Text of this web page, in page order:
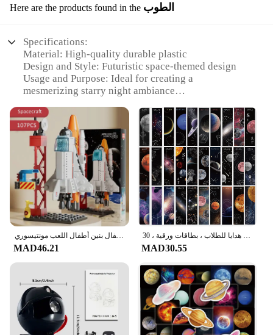
Here are the products found in the الطوب
Specifications:
Material: High-quality durable plastic
Design and Style: Futuristic space-themed design
Usage and Purpose: Ideal for creating a
mesmerizing starry night ambiance
technology
Parts and Accessories: Comes with a set of projector
discs for various patterns
Applicable People: Suitable for all ages, perfect for
families and individuals
Features:
|Space Projecttor|
**Illuminate Your Space with a Touch of the
Cosmos**
The Space Projector is a versatile and enchanting
addition to any room, transforming it into a celestial
wonderland. This futuristic piece of decor not only
serves as a conversation starter but also provides a
tranquil environment for relaxation and
contemplation. Its sleek design and space-themed
الفضاء الفضاء صاروخ إطلاق مركز قاعدة لغز نموذج اللبنات الصغيرة تجميع الطوب الأطفال بنين أطفال اللعب مونتيسوري
MAD46.21
إشارات مرجعية زخرفية لمساحة النجوم الكونية ، رائعة ، تجوال ، مساحة ، إشارات مرجعية ، إشارات مرجعية ، صفحات قراءة ، كروز ، بديل ، هدايا للطلاب ، بطاقات ورقية ، 30:
MAD30.55